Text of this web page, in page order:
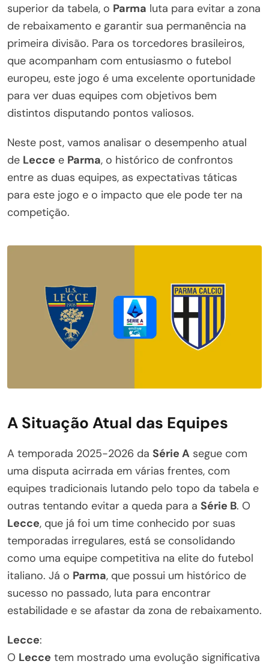
superior da tabela, o Parma luta para evitar a zona
de rebaixamento e garantir sua permanência na
primeira divisão. Para os torcedores brasileiros,
que acompanham com entusiasmo o futebol
europeu, este jogo é uma excelente oportunidade
para ver duas equipes com objetivos bem
distintos disputando pontos valiosos.
Neste post, vamos analisar o desempenho atual
de Lecce e Parma, o histórico de confrontos
entre as duas equipes, as expectativas táticas
para este jogo e o impacto que ele pode ter na
competição.
A Situação Atual das Equipes
A temporada 2025-2026 da Série A segue com
uma disputa acirrada em várias frentes, com
equipes tradicionais lutando pelo topo da tabela e
outras tentando evitar a queda para a Série B. O
Lecce, que já foi um time conhecido por suas
temporadas irregulares, está se consolidando
como uma equipe competitiva na elite do futebol
italiano. Já o Parma, que possui um histórico de
sucesso no passado, luta para encontrar
estabilidade e se afastar da zona de rebaixamento.
Lecce:
O Lecce tem mostrado uma evolução significativa